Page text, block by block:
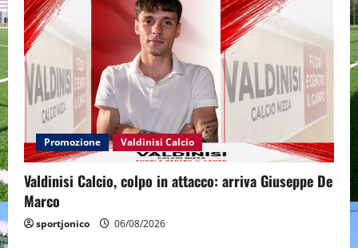
Promozione Valdinisi Calcio
Valdinisi Calcio, colpo in attacco: arriva Giuseppe De
Marco
sportjonico 06/08/2026